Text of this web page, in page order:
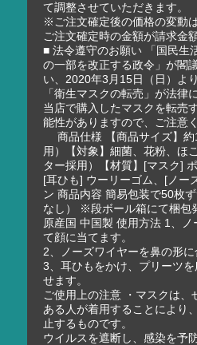
て調整させていただきます。
※ご注文確定後の価格の変動
ご注文確定時の金額が請求金
■ 法令遵守のお願い 「国民生
の一部を改正する政令」が閣
い、2020年3月15日（日）よ
「衛生マスクの転売」が法律
当店で購入したマスクを転売
能性がありますので、ご注意
商品仕様 【商品サイズ】約
用）【対象】細菌、花粉、ほ
ター採用）【材質】[マスク]
[耳ひも] ウーリーゴム、[ノー
ン 商品内容 簡易包装で50枚
なし） ※段ボール箱にて梱包
原産国 中国製 使用方法 1、
て顔に当てます。
2、ノーズワイヤーを鼻の形に
3、耳ひもをかけ、プリーツ
せます。
ご使用上の注意 ・マスクは、
ある人が着用することにより
止するものです。
ウイルスを遮断し、感染を予